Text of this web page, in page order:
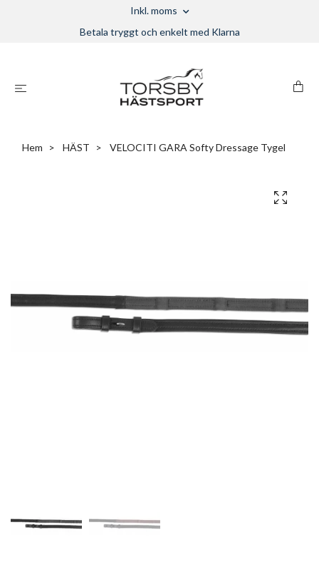
Inkl. moms
Betala tryggt och enkelt med Klarna
Hem HÄST VELOCITI GARA Softy Dressage Tygel